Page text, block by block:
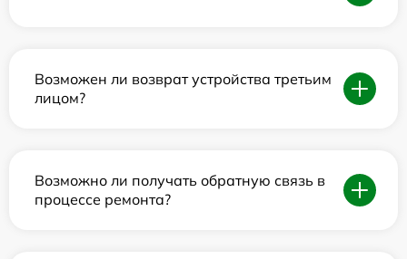
Возможен ли возврат устройства третьим
лицом?
Возможно ли получать обратную связь в
процессе ремонта?